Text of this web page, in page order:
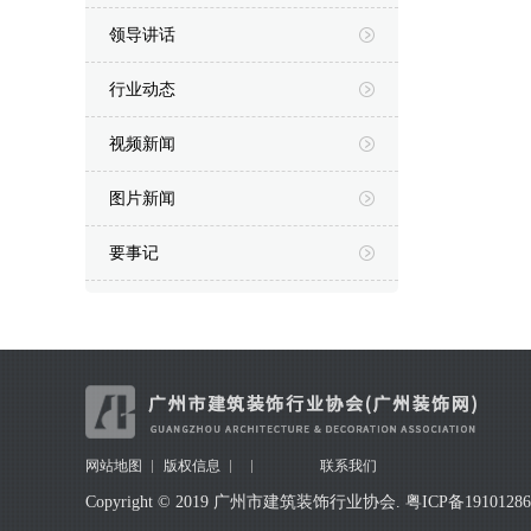
领导讲话
行业动态
视频新闻
图片新闻
要事记
网站地图 版权信息 联系我们
Copyright © 2019 广州市建筑装饰行业协会. 粤ICP备